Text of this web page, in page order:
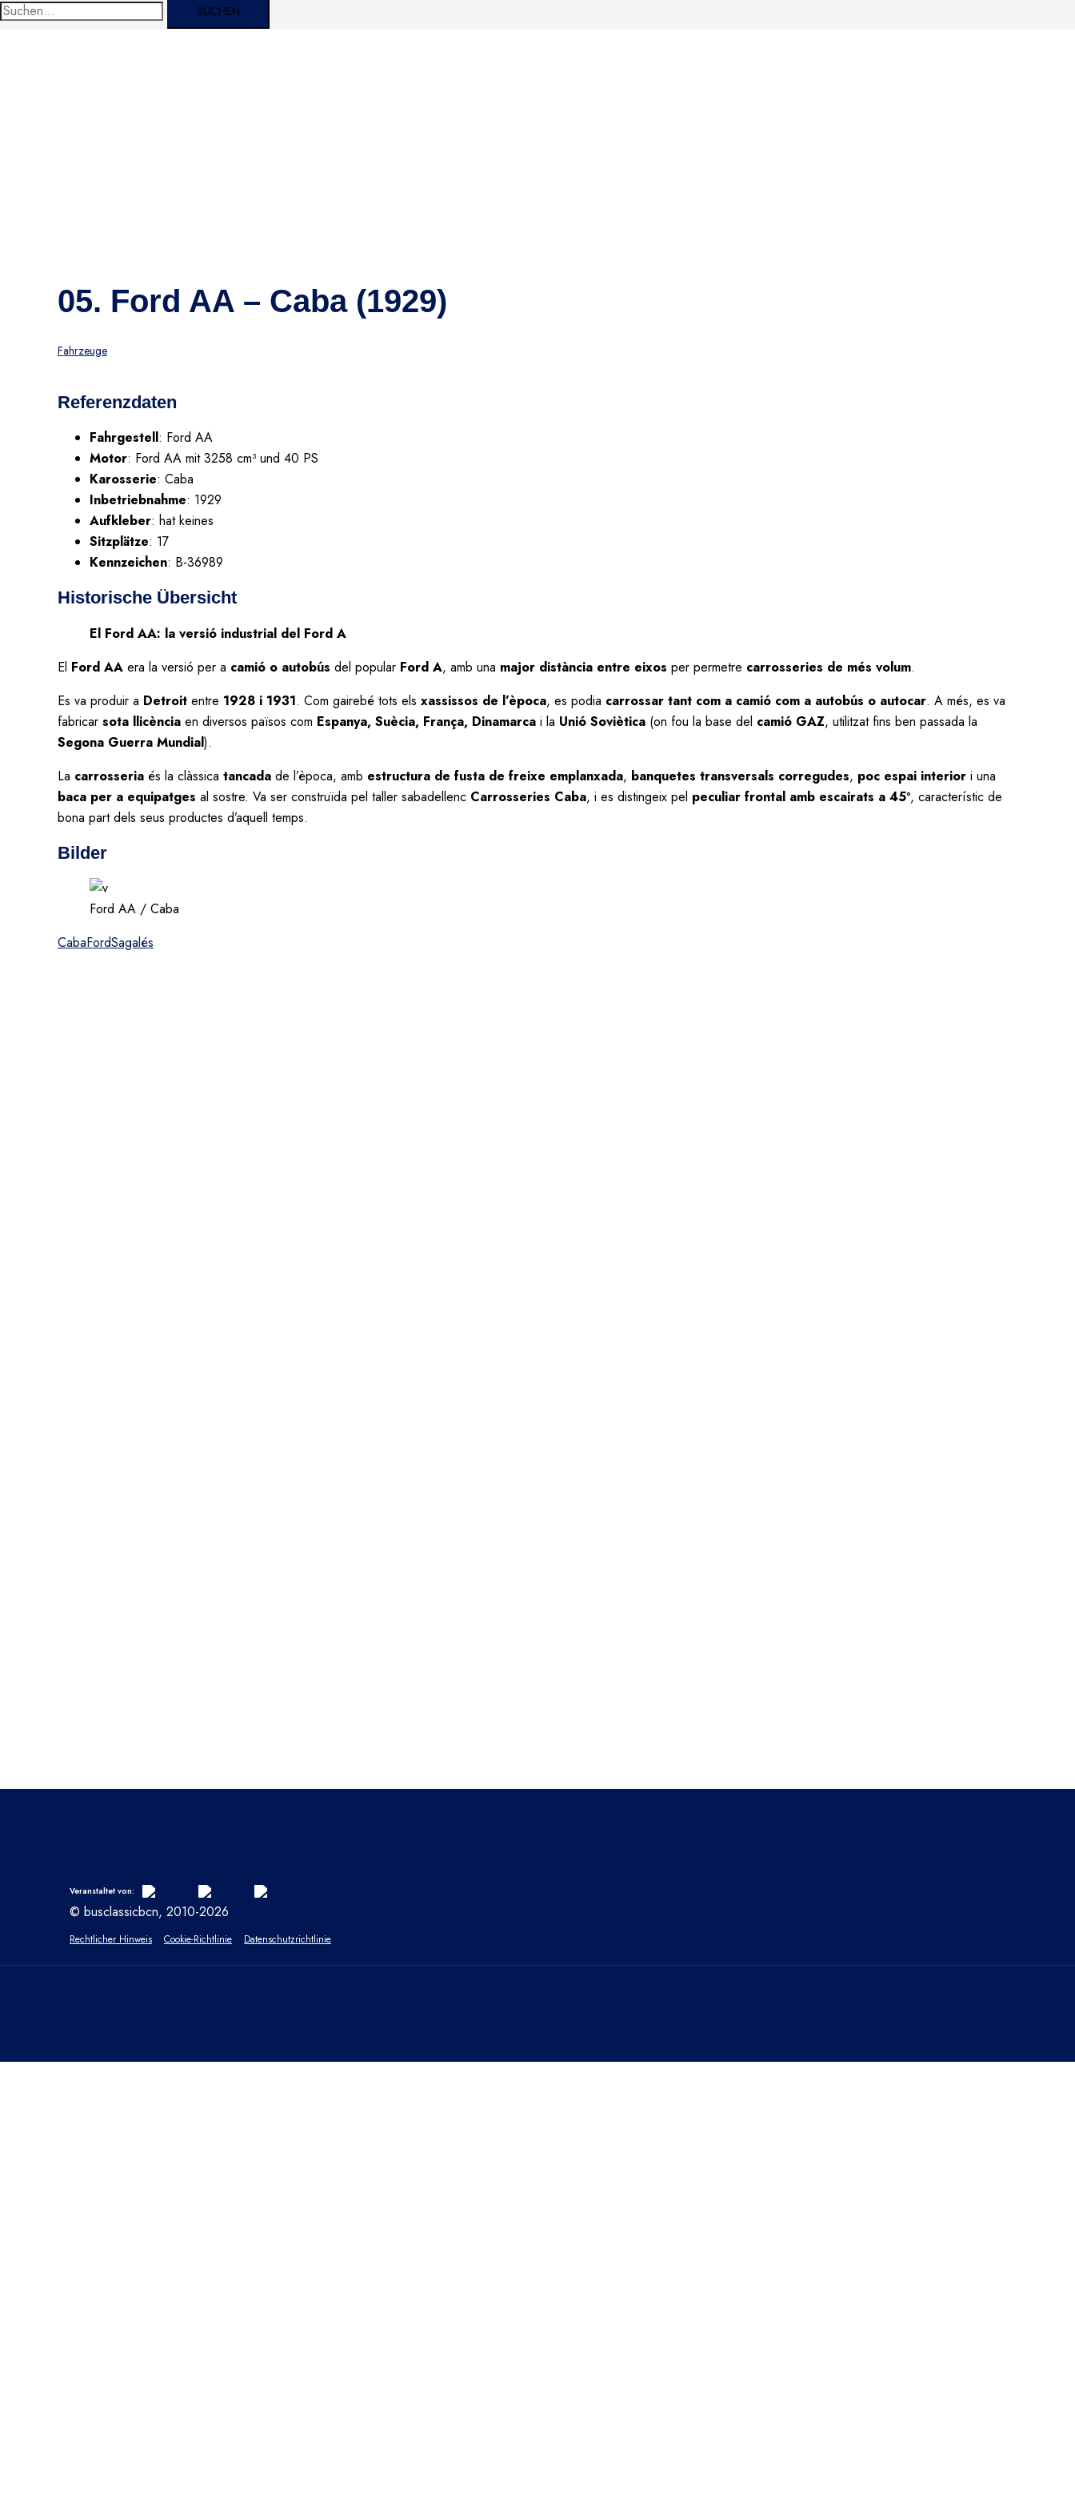
Suche
05. Ford AA – Caba (1929)
Fahrzeuge
Referenzdaten
Fahrgestell: Ford AA
Motor: Ford AA mit 3258 cm³ und 40 PS
Karosserie: Caba
Inbetriebnahme: 1929
Aufkleber: hat keines
Sitzplätze: 17
Kennzeichen: B-36989
Historische Übersicht
El Ford AA: la versió industrial del Ford A
El Ford AA era la versió per a camió o autobús del popular Ford A, amb una major distància entre eixos per permetre carrosseries de més volum.
Es va produir a Detroit entre 1928 i 1931. Com gairebé tots els xassissos de l’època, es podia carrossar tant com a camió com a autobús o autocar. A més, es va
fabricar sota llicència en diversos països com Espanya, Suècia, França, Dinamarca i la Unió Soviètica (on fou la base del camió GAZ, utilitzat fins ben passada la
Segona Guerra Mundial).
La carrosseria és la clàssica tancada de l’època, amb estructura de fusta de freixe emplanxada, banquetes transversals corregudes, poc espai interior i una
baca per a equipatges al sostre. Va ser construïda pel taller sabadellenc Carrosseries Caba, i es distingeix pel peculiar frontal amb escairats a 45º, característic de
bona part dels seus productes d’aquell temps.
Bilder
Ford AA / Caba
CabaFordSagalés
Veranstaltet von:
© busclassicbcn, 2010-2026
Rechtlicher Hinweis Cookie-Richtlinie Datenschutzrichtlinie